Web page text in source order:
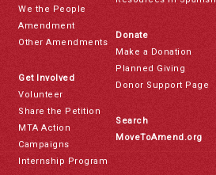
We the People
Amendment
Other Amendments
Get Involved
Volunteer
Share the Petition
MTA Action
Campaigns
Internship Program
Donate
Make a Donation
Planned Giving
Donor Support Page
Search
MoveToAmend.org